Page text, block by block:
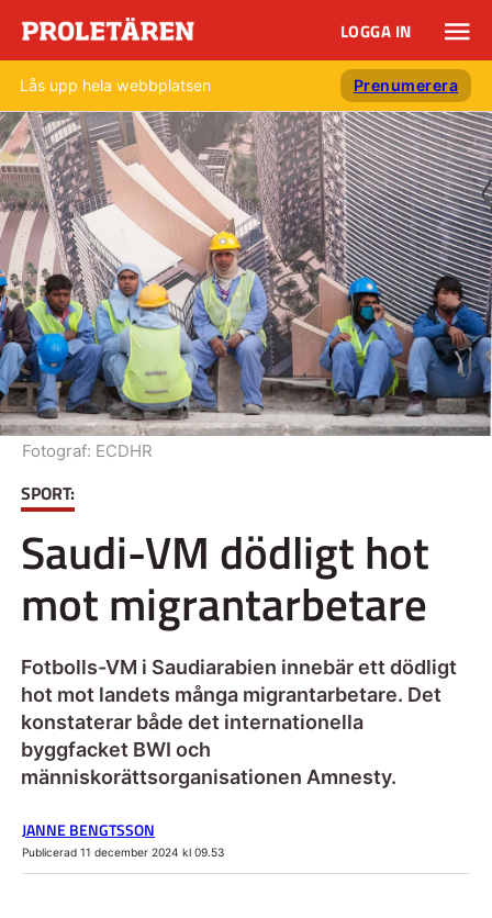
LOGGA IN
Lås upp hela webbplatsen Prenumerera
SPORT:
Saudi-VM dödligt hot
mot migrantarbetare
Fotbolls-VM i Saudiarabien innebär ett dödligt
hot mot landets många migrantarbetare. Det
konstaterar både det internationella
byggfacket BWI och
människorättsorganisationen Amnesty.
Fotograf: ECDHR
JANNE BENGTSSON
Publicerad 11 december 2024 kl 09.53